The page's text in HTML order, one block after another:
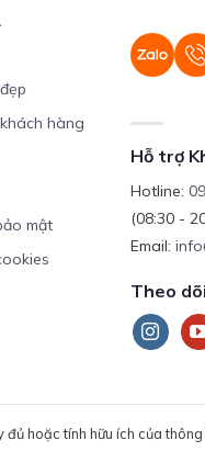
hàng
mật
Hỗ trợ
Hotline:
(08:30 -
Email:
Theo
hoặc tính hữu ích của